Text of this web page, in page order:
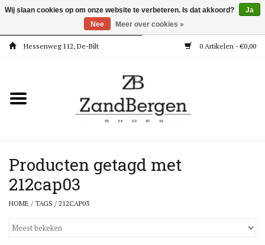
Hessenweg 112, De-Bilt 0 Artikelen - €0,00
Kleding
Meisjes
Jongens
Accessoires
Producten getagd met
212cap03
HOME /TAGS /212CAP03
Wij slaan cookies op om onze website te verbeteren. Is dat akkoord?
Ja
Nee
Meer over cookies »